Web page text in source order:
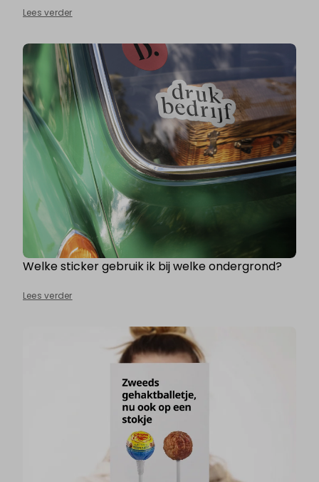
Lees verder
Welke sticker gebruik ik bij welke ondergrond?
Lees verder